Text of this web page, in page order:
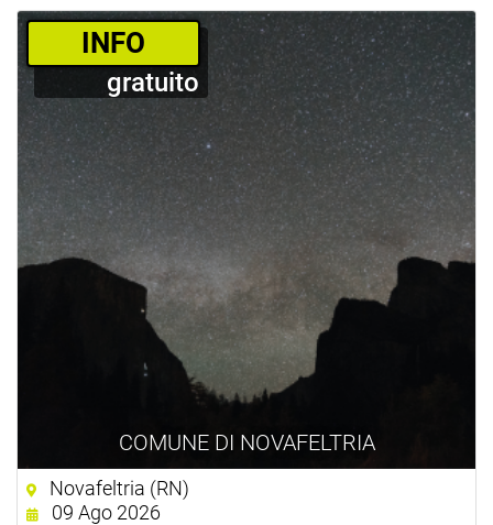
COMUNE DI NOVAFELTRIA
­INFO
gratuito
Novafeltria (RN)
09 Ago 2026